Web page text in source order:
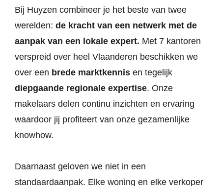
Bij Huyzen combineer je het beste van twee
werelden: de kracht van een netwerk met de
aanpak van een lokale expert. Met 7 kantoren
verspreid over heel Vlaanderen beschikken we
over een brede marktkennis en tegelijk
diepgaande regionale expertise. Onze
makelaars delen continu inzichten en ervaring
waardoor jij profiteert van onze gezamenlijke
knowhow.
Daarnaast geloven we niet in een
standaardaanpak. Elke woning en elke verkoper